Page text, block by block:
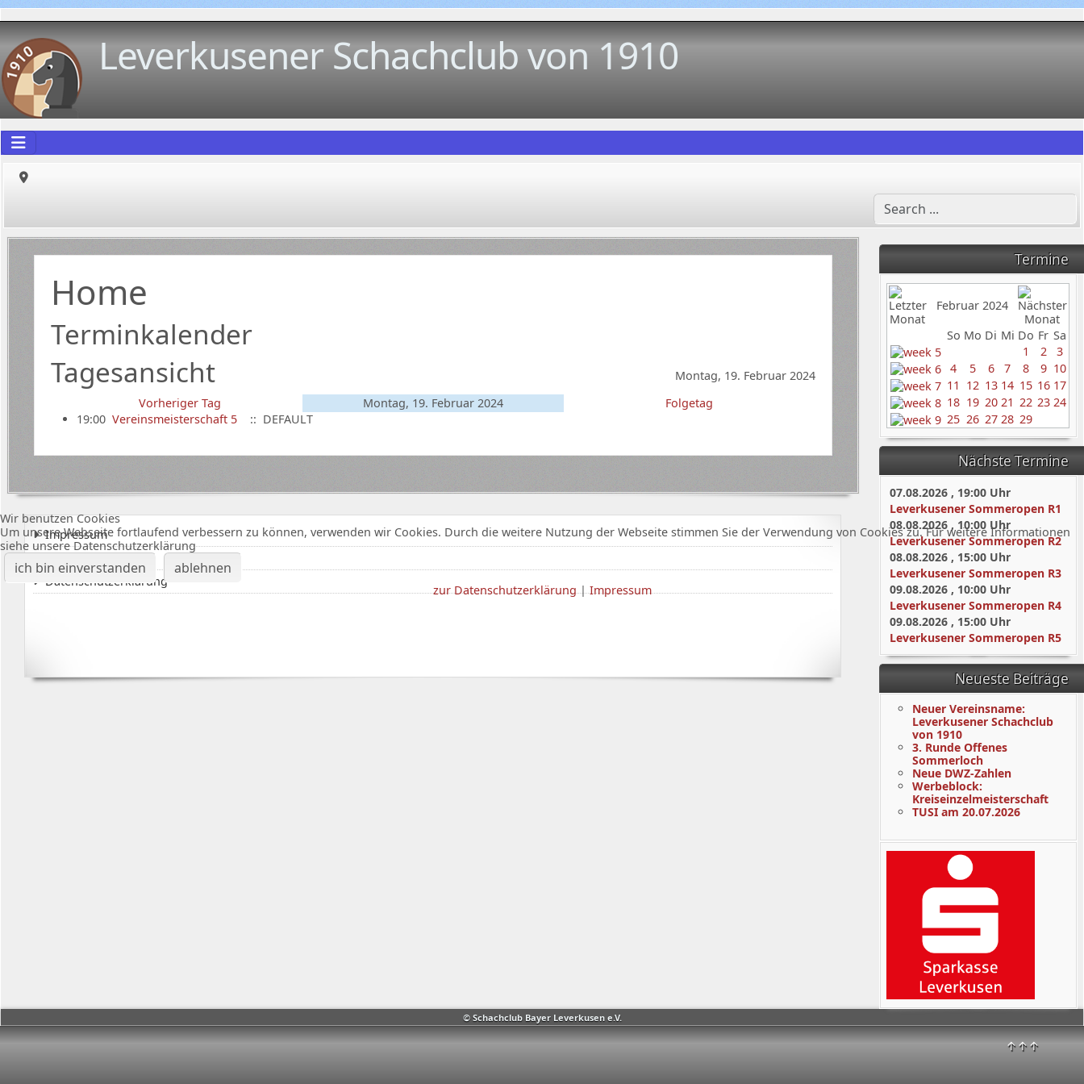
Leverkusener Schachclub von 1910
© Schachclub Bayer Leverkusen e.V.
↑↑↑
Termine
Februar 2024
So Mo Di Mi Do Fr Sa
1
2
3
4
5 6 7 8 9 10
11 12 13 14 15 16 17
18 19 20 21 22 23 24
25 26 27 28 29
Nächste Termine
07.08.2026, 19:00Uhr
Leverkusener Sommeropen R1
08.08.2026, 10:00Uhr
Leverkusener Sommeropen R2
08.08.2026, 15:00Uhr
Leverkusener Sommeropen R3
09.08.2026, 10:00Uhr
Leverkusener Sommeropen R4
09.08.2026, 15:00Uhr
Leverkusener Sommeropen R5
Neueste Beiträge
Neuer Vereinsname:
Leverkusener Schachclub
von 1910
3. Runde Offenes
Sommerloch
Neue DWZ-Zahlen
Werbeblock:
Kreiseinzelmeisterschaft
TUSI am 20.07.2026
Home
Terminkalender
Tagesansicht
Montag, 19. Februar 2024
Vorheriger Tag
Montag, 19. Februar 2024
Folgetag
19:00 Vereinsmeisterschaft 5 :: DEFAULT
Impressum
Karte Bürgerhalle
Datenschutzerklärung
Wir benutzen Cookies
Um unsere Webseite fortlaufend verbessern zu können, verwenden wir Cookies. Durch die weitere Nutzung der Webseite stimmen Sie der Verwendung von Cookies zu. Für weitere Informationen
siehe unsere Datenschutzerklärung
ich bin einverstanden ablehnen
zur Datenschutzerklärung|Impressum